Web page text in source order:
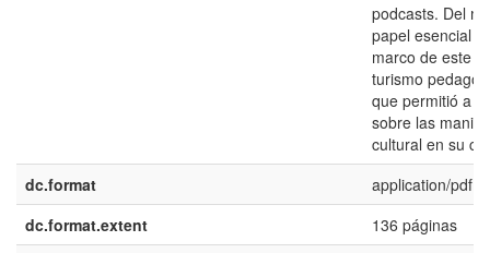
podcasts. Del
papel esencial
marco de este
turismo
que permitió a
sobre las
cultural en su
dc.format
application/pdf
dc.format.extent
136 páginas